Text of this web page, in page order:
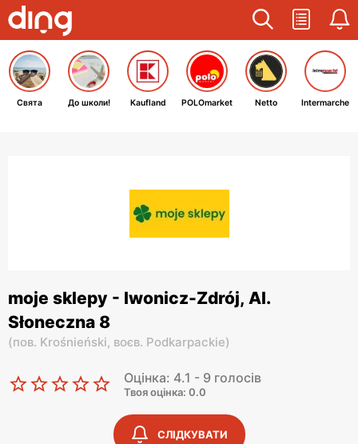
Свята До школи! Kaufland POLOmarket Netto Intermarche
moje sklepy - Iwonicz-Zdrój, Al.
Słoneczna 8
(пов. Krośnieński, воєв. Podkarpackie)
Оцінка: 4.1 - 9 голосів
Твоя оцінка: 0.0
СЛІДКУВАТИ